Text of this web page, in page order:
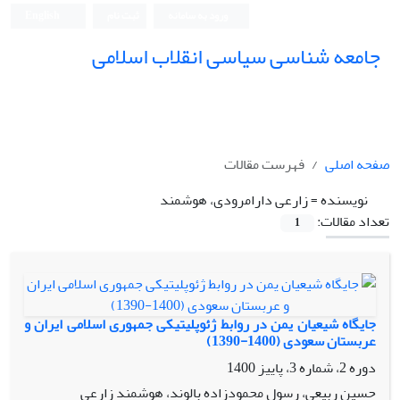
جامعه شناسی سیاسی انقلاب اسلامی
صفحه اصلی
فهرست مقالات
نویسنده =زارعی دارامرودی، هوشمند
تعداد مقالات:
1
جایگاه شیعیان یمن در روابط ژئوپلیتیکی جمهوری اسلامی ایران و
عربستان سعودی (1400-1390)
دوره 2، شماره 3، پاییز 1400
حسین ربیعی، رسول محمودزاده بالوند، هوشمند زارعی